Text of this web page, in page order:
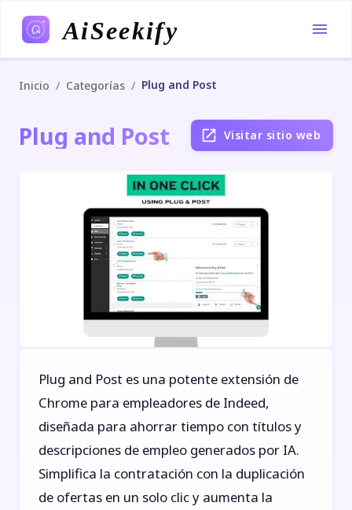
AiSeekify
Inicio / Categorías / Plug and Post
Plug and Post Visitar sitio web
Plug and Post es una potente extensión de
Chrome para empleadores de Indeed,
diseñada para ahorrar tiempo con títulos y
descripciones de empleo generados por IA.
Simplifica la contratación con la duplicación
de ofertas en un solo clic y aumenta la